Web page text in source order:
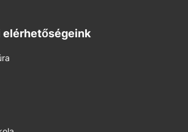
elérhetőségeink